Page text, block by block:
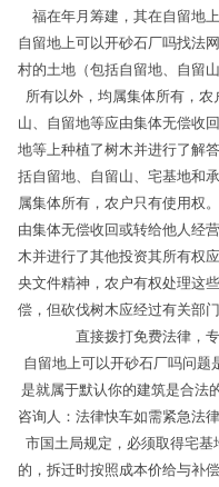
福在年月筹建，其在自留地
自留地上可以开砂石厂吗找法
村的土地（包括自留地、自留
所有以外，均属集体所有，
山、自留地等应由集体无偿收
地等上种植了树木并进行了解
括自留地、自留山、宅基地和
属集体所有，农户只有使用权
由集体无偿收回或转给他人经
木并进行了其他投资其所有权
央文件精神，农户有权处理这
偿，但砍伐树木应经过有关部
直接拨打免费法律，
自留地上可以开砂石厂吗问题
是就属于默认你的建筑是合法
咨询人：法律快车如需紧急法
市国土局规定，必须取得宅
的，拆迁时按照成本价给与补